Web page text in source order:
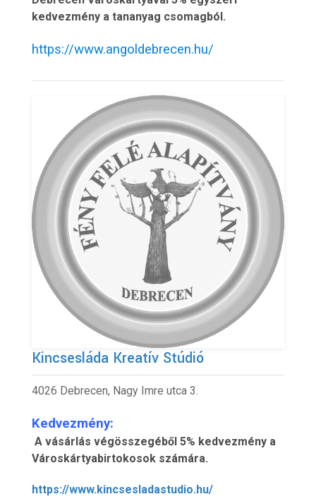
kedvezmény a tananyag csomagból.
https://www.angoldebrecen.hu/
Kincsesláda Kreatív Stúdió
4026 Debrecen, Nagy Imre utca 3.
Kedvezmény:
A vásárlás végösszegéből 5% kedvezmény a
Városkártyabirtokosok számára.
https://www.kincsesladastudio.hu/